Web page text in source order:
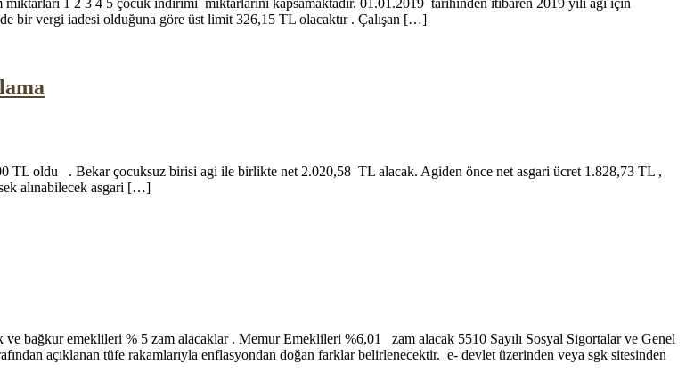
bir vergi iadesi olduğuna göre üst limit 326,15 TL olacaktır . Çalışan […]
TL oldu . Bekar çocuksuz birisi agi ile birlikte net 2.020,58 TL alacak. Agiden önce net asgari ücret 1.828,73 TL ,
alınabilecek asgari […]
bağkur emeklileri % 5 zam alacaklar . Memur Emeklileri %6,01 zam alacak 5510 Sayılı Sosyal Sigortalar ve Genel
açıklanan tüfe rakamlarıyla enflasyondan doğan farklar belirlenecektir. e- devlet üzerinden veya sgk sitesinden